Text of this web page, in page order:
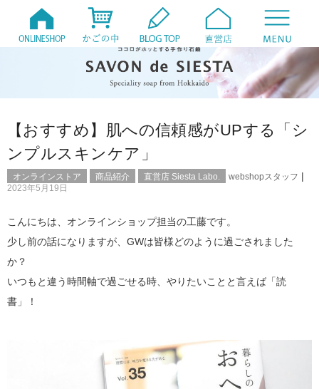
【おすすめ】肌への信頼感がUPする「シ
ンプルスキンケア」
オンラインストア 商品紹介 直営店 Siesta Labo. webshopスタッフ |
2023年5月19日
こんにちは、オンラインショップ担当の工藤です。
少し前の話になりますが、GWは皆様どのように過ごされました
か？
いつもと違う時間軸で過ごせる時、やりたいことと言えば「読
書」！